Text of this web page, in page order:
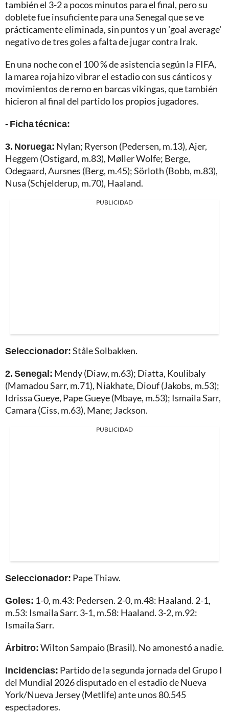
también el 3-2 a pocos minutos para el final, pero su
doblete fue insuficiente para una Senegal que se ve
prácticamente eliminada, sin puntos y un 'goal average'
negativo de tres goles a falta de jugar contra Irak.
En una noche con el 100 % de asistencia según la FIFA,
la marea roja hizo vibrar el estadio con sus cánticos y
movimientos de remo en barcas vikingas, que también
hicieron al final del partido los propios jugadores.
- Ficha técnica:
3. Noruega: Nylan; Ryerson (Pedersen, m.13), Ajer,
Heggem (Ostigard, m.83), Møller Wolfe; Berge,
Odegaard, Aursnes (Berg, m.45); Sörloth (Bobb, m.83),
Nusa (Schjelderup, m.70), Haaland.
PUBLICIDAD
Seleccionador:Ståle Solbakken.
2. Senegal: Mendy (Diaw, m.63); Diatta, Koulibaly
(Mamadou Sarr, m.71), Niakhate, Diouf (Jakobs, m.53);
Idrissa Gueye, Pape Gueye (Mbaye, m.53); Ismaila Sarr,
Camara (Ciss, m.63), Mane; Jackson.
PUBLICIDAD
Seleccionador: Pape Thiaw.
Goles: 1-0, m.43: Pedersen. 2-0, m.48: Haaland. 2-1,
m.53: Ismaila Sarr. 3-1, m.58: Haaland. 3-2, m.92:
Ismaila Sarr.
Árbitro:Wilton Sampaio (Brasil). No amonestó a nadie.
Incidencias: Partido de la segunda jornada del Grupo I
del Mundial 2026 disputado en el estadio de Nueva
York/Nueva Jersey (Metlife) ante unos 80.545
espectadores.